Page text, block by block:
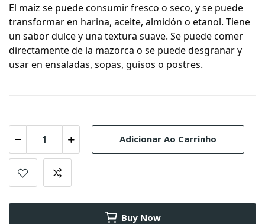
El maíz se puede consumir fresco o seco, y se puede
transformar en harina, aceite, almidón o etanol. Tiene
un sabor dulce y una textura suave. Se puede comer
directamente de la mazorca o se puede desgranar y
usar en ensaladas, sopas, guisos o postres.
Adicionar Ao Carrinho
Buy Now